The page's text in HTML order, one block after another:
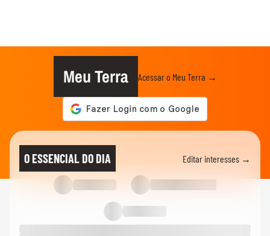
Meu Terra Acessar o Meu Terra →
O ESSENCIAL DO DIA Editar interesses →